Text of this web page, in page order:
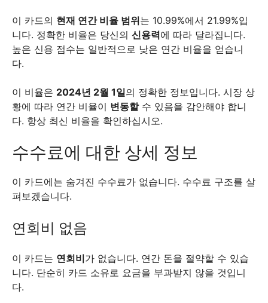
이 카드의 현재 연간 비율 범위는 10.99%에서 21.99%입
니다. 정확한 비율은 당신의 신용력에 따라 달라집니다.
높은 신용 점수는 일반적으로 낮은 연간 비율을 얻습니
다.
이 비율은 2024년 2월 1일의 정확한 정보입니다. 시장 상
황에 따라 연간 비율이 변동할수 있음을 감안해야 합니
다. 항상 최신 비율을 확인하십시오.
수수료에 대한 상세 정보
이 카드에는 숨겨진 수수료가 없습니다. 수수료 구조를 살
펴보겠습니다.
연회비 없음
이 카드는 연회비가 없습니다. 연간 돈을 절약할 수 있습
니다. 단순히 카드 소유로 요금을 부과받지 않을 것입니
다.